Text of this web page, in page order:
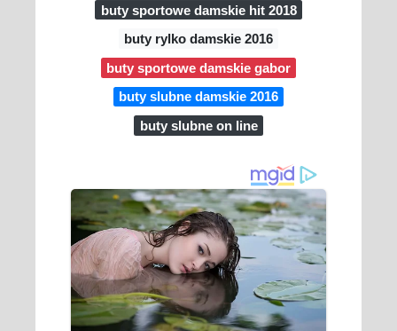
buty sportowe damskie hit 2018
buty rylko damskie 2016
buty sportowe damskie gabor
buty slubne damskie 2016
buty slubne on line